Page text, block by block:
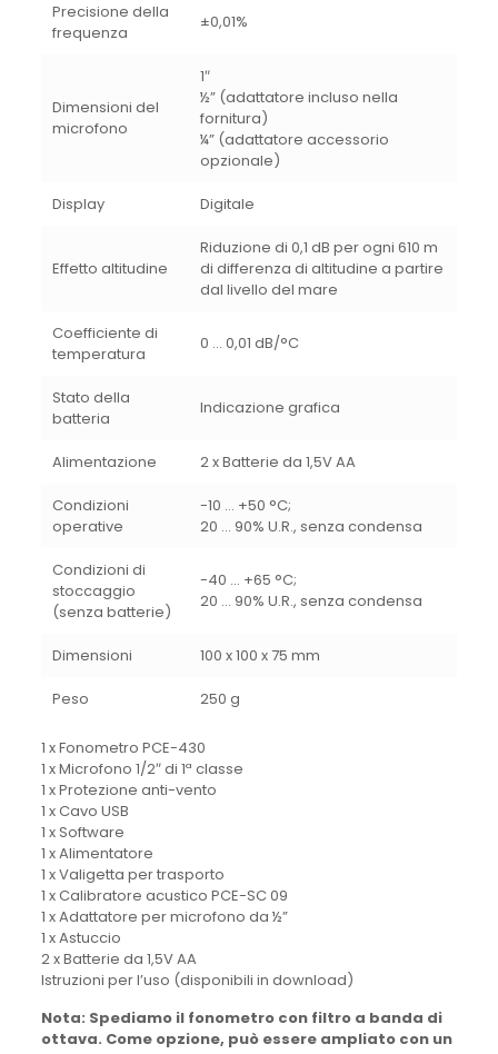
Precisione della
frequenza
±0,01%
Dimensioni del
microfono
1″
½” (adattatore incluso nella
fornitura)
¼” (adattatore accessorio
opzionale)
Display Digitale
Effetto altitudine
Riduzione di 0,1 dB per ogni 610 m
di differenza di altitudine a partire
dal livello del mare
Coefficiente di
temperatura
0 … 0,01 dB/°C
Stato della
batteria
Indicazione grafica
Alimentazione 2 x Batterie da 1,5V AA
Condizioni
operative
-10 … +50 °C;
20 … 90% U.R., senza condensa
Condizioni di
stoccaggio
(senza batterie)
-40 … +65 °C;
20 … 90% U.R., senza condensa
Dimensioni 100 x 100 x 75 mm
Peso 250 g
1 x Fonometro PCE-430
1 x Microfono 1/2″ di 1ª classe
1 x Protezione anti-vento
1 x Cavo USB
1 x Software
1 x Alimentatore
1 x Valigetta per trasporto
1 x Calibratore acustico PCE-SC 09
1 x Adattatore per microfono da ½”
1 x Astuccio
2 x Batterie da 1,5V AA
Istruzioni per l’uso (disponibili in download)
Nota: Spediamo il fonometro con filtro a banda di
ottava. Come opzione, può essere ampliato con un